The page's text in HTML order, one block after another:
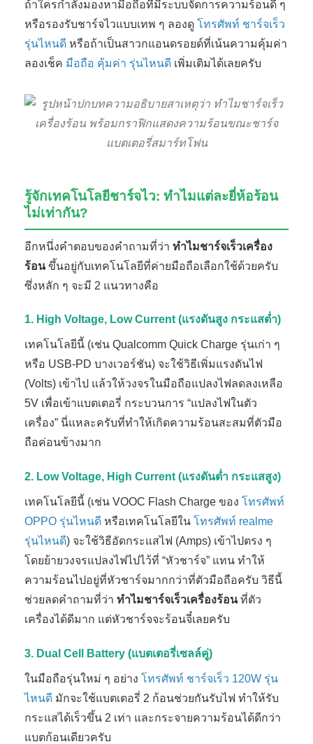
ถ้าใครกำลังมองหามือถือที่มีระบบจัดการความร้อนดี ๆ
หรือรองรับชาร์จไวแบบเทพ ๆ ลองดู โทรศัพท์ ชาร์จเร็ว
รุ่นไหนดี หรือถ้าเป็นสาวกแอนดรอยด์ที่เน้นความคุ้มค่า
ลองเช็ค มือถือ คุ้มค่า รุ่นไหนดี เพิ่มเติมได้เลยครับ
รู้จักเทคโนโลยีชาร์จไว: ทำไมแต่ละยี่ห้อร้อน
ไม่เท่ากัน?
อีกหนึ่งคำตอบของคำถามที่ว่า ทำไมชาร์จเร็วเครื่อง
ร้อนขึ้นอยู่กับเทคโนโลยีที่ค่ายมือถือเลือกใช้ด้วยครับ
ซึ่งหลัก ๆ จะมี 2 แนวทางคือ
1. High Voltage, Low Current (แรงดันสูง กระแสต่ำ)
เทคโนโลยีนี้ (เช่น Qualcomm Quick Charge รุ่นเก่า ๆ
หรือ USB-PD บางเวอร์ชัน) จะใช้วิธีเพิ่มแรงดันไฟ
(Volts) เข้าไป แล้วให้วงจรในมือถือแปลงไฟลดลงเหลือ
5V เพื่อเข้าแบตเตอรี่ กระบวนการ “แปลงไฟในตัว
เครื่อง” นี่แหละครับที่ทำให้เกิดความร้อนสะสมที่ตัวมือ
ถือค่อนข้างมาก
2. Low Voltage, High Current (แรงดันต่ำ กระแสสูง)
เทคโนโลยีนี้ (เช่น VOOC Flash Charge ของ โทรศัพท์
OPPO รุ่นไหนดี หรือเทคโนโลยีใน โทรศัพท์ realme
รุ่นไหนดี) จะใช้วิธีอัดกระแสไฟ (Amps) เข้าไปตรง ๆ
โดยย้ายวงจรแปลงไฟไปไว้ที่ “หัวชาร์จ” แทน ทำให้
ความร้อนไปอยู่ที่หัวชาร์จมากกว่าที่ตัวมือถือครับ วิธีนี้
ช่วยลดคำถามที่ว่า ทำไมชาร์จเร็วเครื่องร้อนที่ตัว
เครื่องได้ดีมาก แต่หัวชาร์จจะร้อนจี๋เลยครับ
3. Dual Cell Battery (แบตเตอรี่เซลล์คู่)
ในมือถือรุ่นใหม่ ๆ อย่าง โทรศัพท์ ชาร์จเร็ว 120W รุ่น
ไหนดี มักจะใช้แบตเตอรี่ 2 ก้อนช่วยกันรับไฟ ทำให้รับ
กระแสได้เร็วขึ้น 2 เท่า และกระจายความร้อนได้ดีกว่า
แบตก้อนเดียวครับ